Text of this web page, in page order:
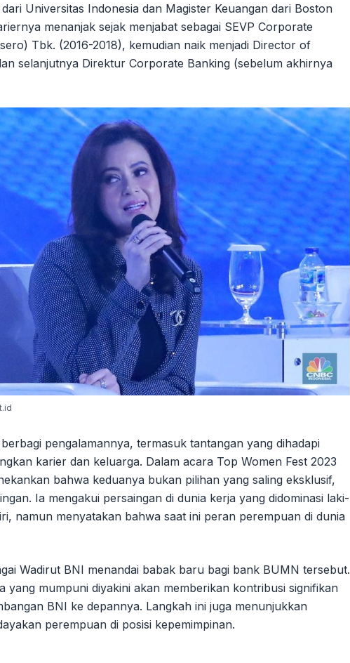
Universitas Indonesia dan Magister Keuangan dari Boston
menanjak sejak menjabat sebagai SEVP Corporate
Tbk. (2016-2018), kemudian naik menjadi Director of
selanjutnya Direktur Corporate Banking (sebelum akhirnya
pengalamannya, termasuk tantangan yang dihadapi
karier dan keluarga. Dalam acara Top Women Fest 2023
bahwa keduanya bukan pilihan yang saling eksklusif,
Ia mengakui persaingan di dunia kerja yang didominasi laki-
namun menyatakan bahwa saat ini peran perempuan di dunia
Wadirut BNI menandai babak baru bagi bank BUMN tersebut.
yang mumpuni diyakini akan memberikan kontribusi signifikan
BNI ke depannya. Langkah ini juga menunjukkan
perempuan di posisi kepemimpinan.